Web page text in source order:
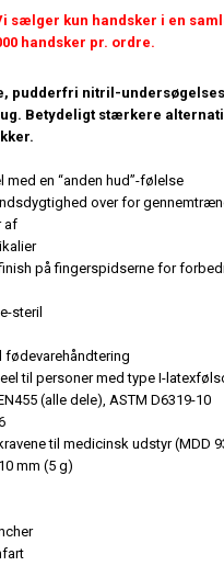
sælger kun handsker i en
handsker pr. ordre.
pudderfri nitril-
Betydeligt stærkere
med en “anden hud”-følelse
over for
af
på fingerspidserne for
steril
fødevarehåndtering
til personer med type I-
(alle dele), ASTM D6319-10
til medicinsk udstyr (MDD
mm (5 g)